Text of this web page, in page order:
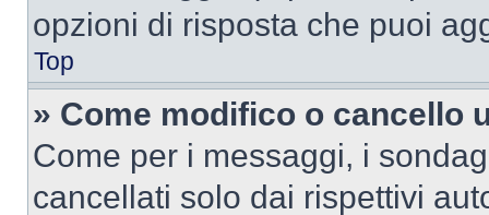
opzioni di risposta che puoi
Top
» Come modifico o cancello
Come per i messaggi, i
cancellati solo dai rispettivi